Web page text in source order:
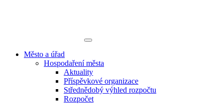
Město a úřad
Hospodaření města
Aktuality
Příspěvkové organizace
Střednědobý výhled rozpočtu
Rozpočet